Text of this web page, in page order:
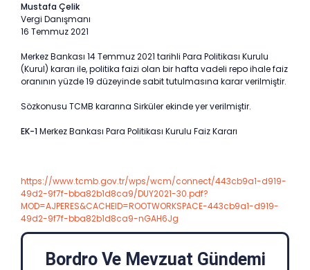
Mustafa Çelik
Vergi Danışmanı
16 Temmuz 2021
Merkez Bankası 14 Temmuz 2021 tarihli Para Politikası Kurulu
(Kurul) kararı ile, politika faizi olan bir hafta vadeli repo ihale faiz
oranının yüzde 19 düzeyinde sabit tutulmasına karar verilmiştir.
Sözkonusu TCMB kararına Sirküler ekinde yer verilmiştir.
EK-1Merkez Bankası Para Politikası Kurulu Faiz Kararı
https://www.tcmb.gov.tr/wps/wcm/connect/443cb9a1-d919-
49d2-9f7f-bba82b1d8ca9/DUY2021-30.pdf?
MOD=AJPERES&CACHEID=ROOTWORKSPACE-443cb9a1-d919-
49d2-9f7f-bba82b1d8ca9-nGAH6Jg
Bordro Ve Mevzuat Gündemi